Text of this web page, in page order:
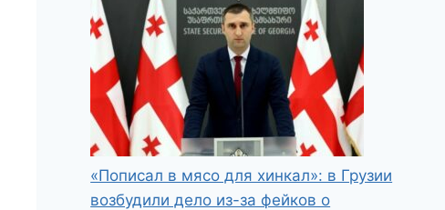
«Пописал в мясо для хинкал»: в Грузии
возбудили дело из-за фейков о